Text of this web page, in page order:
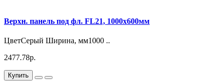
Верхн. панель под фл. FL21, 1000x600мм
ЦветСерый Ширина, мм1000 ..
2477.78р.
Купить